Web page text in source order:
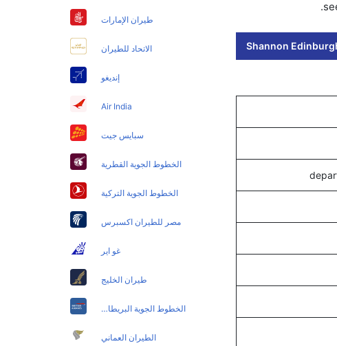
Shannon
طيران الإمارات
الاتحاد للطيران
إنديغو
Air India
سبايس جيت
الخطوط الجوية القطرية
الخطوط الجوية التركية
مصر للطيران اكسبرس
غو اير
طيران الخليج
الخطوط الجوية البريطانية
الطيران العماني